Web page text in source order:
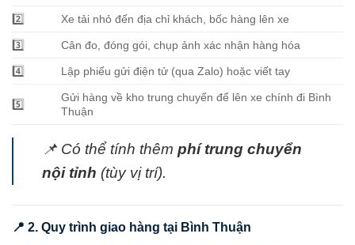
2️⃣ Xe tải nhỏ đến địa chỉ khách, bốc hàng lên xe
3️⃣ Cân đo, đóng gói, chụp ảnh xác nhận hàng hóa
4️⃣ Lập phiếu gửi điện tử (qua Zalo) hoặc viết tay
5️⃣
Gửi hàng về kho trung chuyển để lên xe chính đi Bình
Thuận
📌 Có thể tính thêm phí trung chuyển
nội tỉnh (tùy vị trí).
📍 2. Quy trình giao hàng tại Bình Thuận